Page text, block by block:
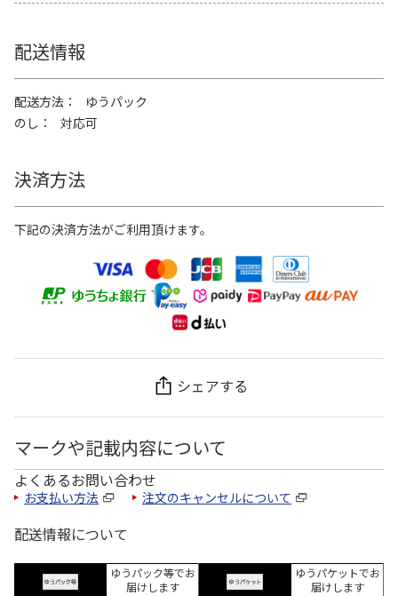
配送情報
配送方法
ゆうパック
のし
対応可
決済方法
下記の決済方法がご利用頂けます。
シェアする
マークや記載内容について
よくあるお問い合わせ
お支払い方法 注文のキャンセルについて
配送情報について
ゆうパック等でお
届けします
ゆうパケットでお
届けします